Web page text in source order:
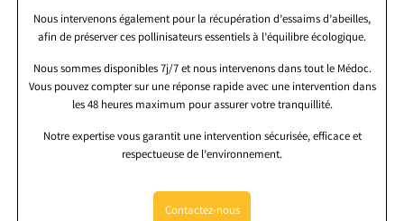
Nous intervenons également pour la récupération d’essaims d’abeilles,
afin de préserver ces pollinisateurs essentiels à l’équilibre écologique.
Nous sommes disponibles 7j/7 et nous intervenons dans tout le Médoc.
Vous pouvez compter sur une réponse rapide avec une intervention dans
les 48 heures maximum pour assurer votre tranquillité.
Notre expertise vous garantit une intervention sécurisée, efficace et
respectueuse de l’environnement.
Contactez-nous